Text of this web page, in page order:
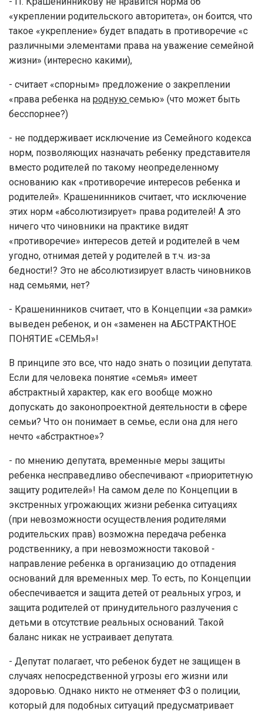
«укреплении родительского авторитета», он боится, что
такое «укрепление» будет впадать в противоречие «с
различными элементами права на уважение семейной
жизни» (интересно какими),
- считает «спорным» предложение о закреплении
«права ребенка на родную семью» (что может быть
бесспорнее?)
- не поддерживает исключение из Семейного кодекса
норм, позволяющих назначать ребенку представителя
вместо родителей по такому неопределенному
основанию как «противоречие интересов ребенка и
родителей». Крашенинников считает, что исключение
этих норм «абсолютизирует» права родителей! А это
ничего что чиновники на практике видят
«противоречие» интересов детей и родителей в чем
угодно, отнимая детей у родителей в т.ч. из-за
бедности!? Это не абсолютизирует власть чиновников
над семьями, нет?
- Крашенинников считает, что в Концепции «за рамки»
выведен ребенок, и он «заменен на АБСТРАКТНОЕ
ПОНЯТИЕ «СЕМЬЯ»!
В принципе это все, что надо знать о позиции депутата.
Если для человека понятие «семья» имеет
абстрактный характер, как его вообще можно
допускать до законопроектной деятельности в сфере
семьи? Что он понимает в семье, если она для него
нечто «абстрактное»?
- по мнению депутата, временные меры защиты
ребенка несправедливо обеспечивают «приоритетную
защиту родителей»! На самом деле по Концепции в
экстренных угрожающих жизни ребенка ситуациях
(при невозможности осуществления родителями
родительских прав) возможна передача ребенка
родственнику, а при невозможности таковой -
направление ребенка в организацию до отпадения
оснований для временных мер. То есть, по Концепции
обеспечивается и защита детей от реальных угроз, и
защита родителей от принудительного разлучения с
детьми в отсутствие реальных оснований. Такой
баланс никак не устраивает депутата.
- Депутат полагает, что ребенок будет не защищен в
случаях непосредственной угрозы его жизни или
здоровью. Однако никто не отменяет ФЗ о полиции,
который для подобных ситуаций предусматривает